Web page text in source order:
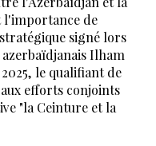
l'importance de
signé lors
Ilham
le qualifiant de
efforts conjoints
"la Ceinture et la